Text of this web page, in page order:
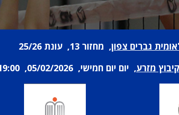
גברים צפון, מחזור 13, עונת 25/26
מזרע, יום יום חמישי, 05/02/2026, 19:00